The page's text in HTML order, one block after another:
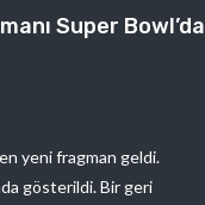
Super Bowl’da
yeni fragman geldi.
gösterildi. Bir geri